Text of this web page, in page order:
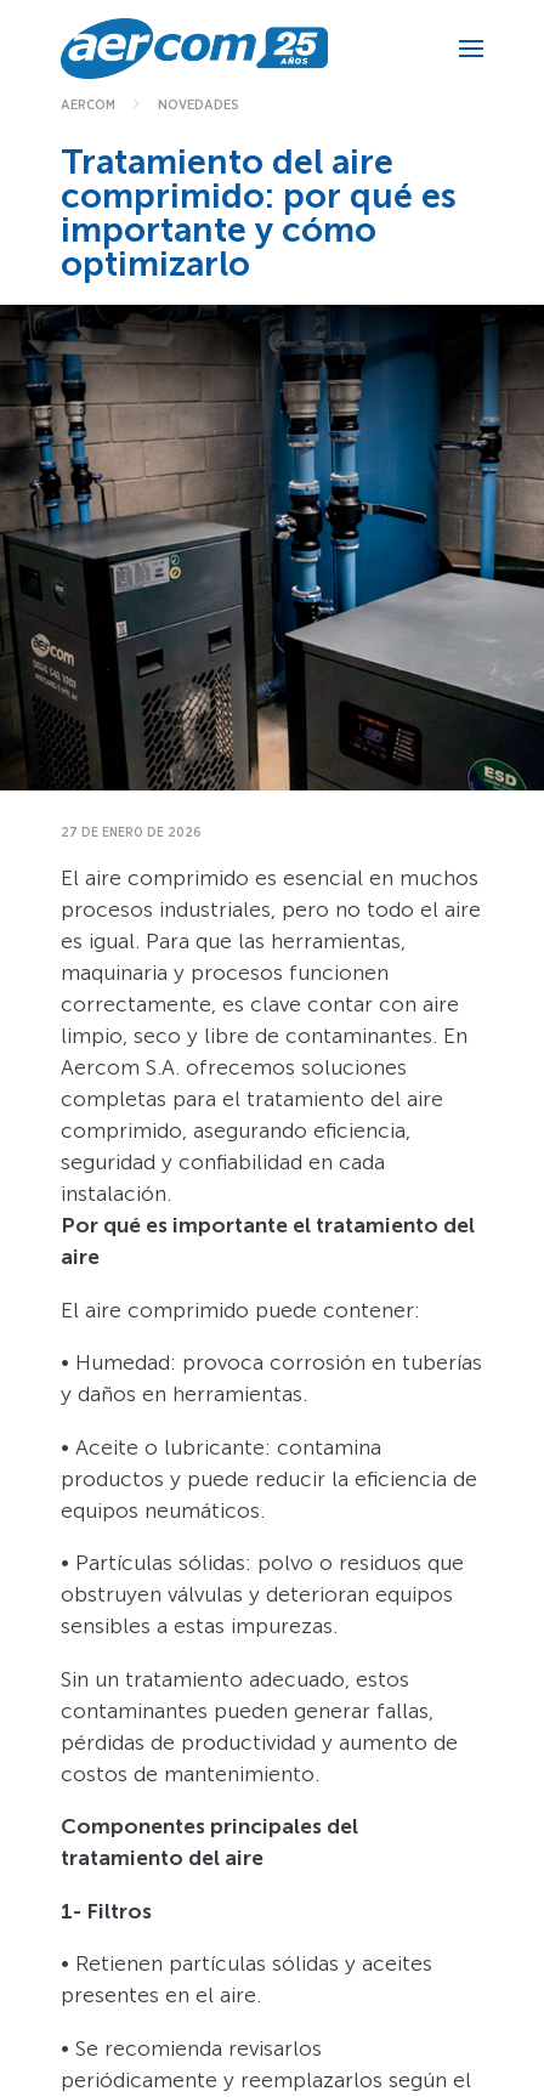
AERCOM NOVEDADES
Tratamiento del aire
comprimido: por qué es
importante y cómo
optimizarlo
27 DE ENERO DE 2026
El aire comprimido es esencial en muchos
procesos industriales, pero no todo el aire
es igual. Para que las herramientas,
maquinaria y procesos funcionen
correctamente, es clave contar con aire
limpio, seco y libre de contaminantes. En
Aercom S.A. ofrecemos soluciones
completas para el tratamiento del aire
comprimido, asegurando eficiencia,
seguridad y confiabilidad en cada
instalación.
Por qué es importante el tratamiento del
aire
El aire comprimido puede contener:
• Humedad: provoca corrosión en tuberías
y daños en herramientas.
• Aceite o lubricante: contamina
productos y puede reducir la eficiencia de
equipos neumáticos.
• Partículas sólidas: polvo o residuos que
obstruyen válvulas y deterioran equipos
sensibles a estas impurezas.
Sin un tratamiento adecuado, estos
contaminantes pueden generar fallas,
pérdidas de productividad y aumento de
costos de mantenimiento.
Componentes principales del
tratamiento del aire
1- Filtros
• Retienen partículas sólidas y aceites
presentes en el aire.
• Se recomienda revisarlos
periódicamente y reemplazarlos según el